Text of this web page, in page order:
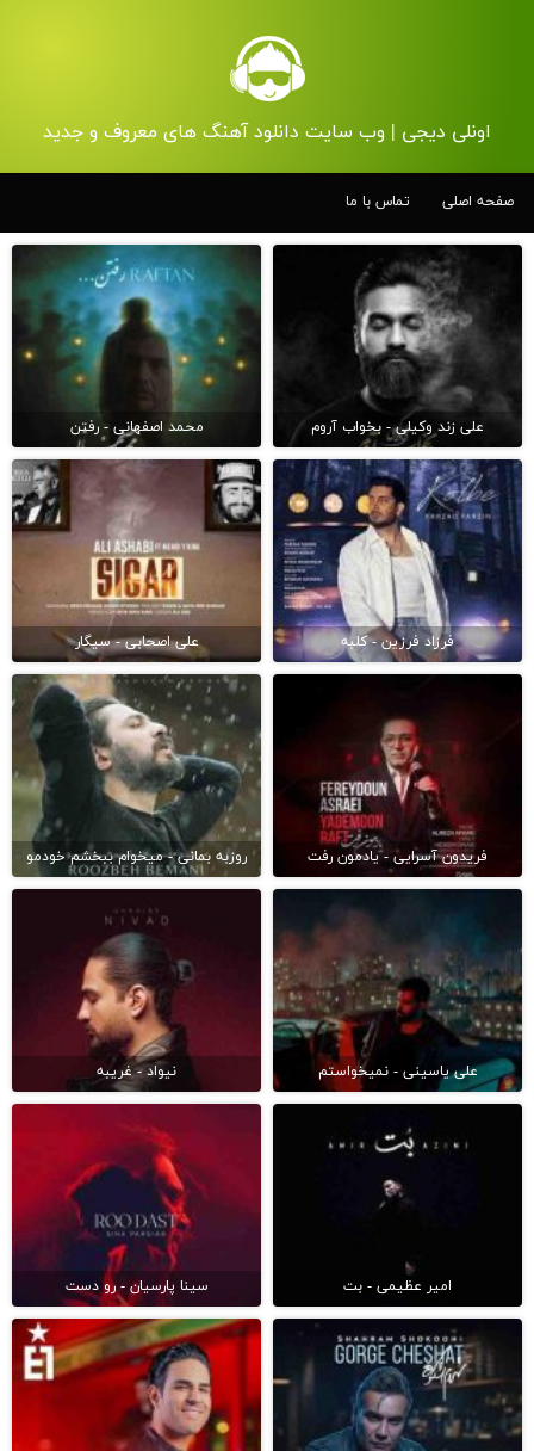
اونلی دیجی | وب سایت دانلود آهنگ های معروف و جدید
صفحه اصلی تماس با ما
علی زند وکیلی - بخواب آروم محمد اصفهانی - رفتن
فرزاد فرزین - کلبه علی اصحابی - سیگار
فریدون آسرایی - یادمون رفت روزبه بمانی - میخوام ببخشم خودمو
علی یاسینی - نمیخواستم نیواد - غریبه
امیر عظیمی - بت سینا پارسیان - رو دست